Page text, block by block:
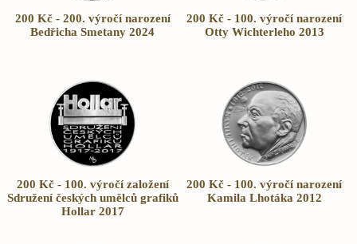
200 Kč - 200. výročí narození
Bedřicha Smetany 2024
200 Kč - 100. výročí narození
Otty Wichterleho 2013
200 Kč - 100. výročí založení
Sdružení českých umělců grafiků
Hollar 2017
200 Kč - 100. výročí narození
Kamila Lhotáka 2012